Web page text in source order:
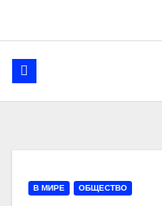
В МИРЕ ОБЩЕСТВО